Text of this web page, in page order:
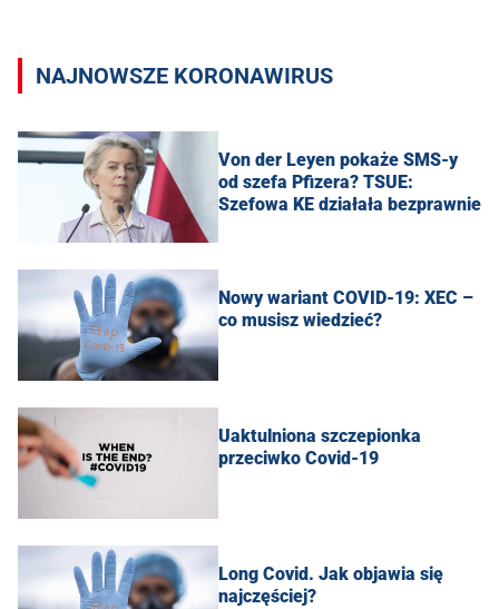
NAJNOWSZE KORONAWIRUS
Von der Leyen pokaże SMS-y
od szefa Pfizera? TSUE:
Szefowa KE działała bezprawnie
Nowy wariant COVID-19: XEC –
co musisz wiedzieć?
Uaktulniona szczepionka
przeciwko Covid-19
Long Covid. Jak objawia się
najczęściej?